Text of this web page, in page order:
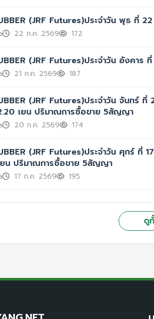
(JRF Futures)ประจำวัน พุธ ที่
22 ก.ค. 2569 172
(JRF Futures)ประจำวัน อังคาร
21 ก.ค. 2569 187
(JRF Futures)ประจำวัน จันทร์
เยน ปริมาณการซื้อขาย 5สัญญา
20 ก.ค. 2569 174
(JRF Futures)ประจำวัน ศุกร์ ที่
น ปริมาณการซื้อขาย 5สัญญา
17 ก.ค. 2569 195
ดู